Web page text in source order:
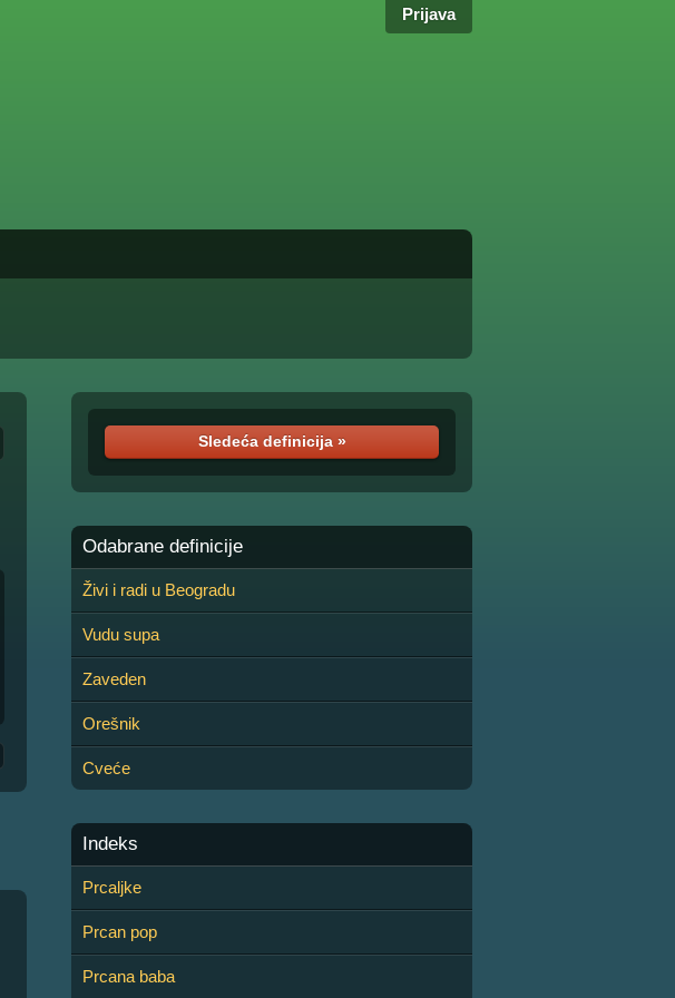
Prijava
Sledeća definicija »
Odabrane definicije
Živi i radi u Beogradu
Vudu supa
Zaveden
Orešnik
Cveće
Indeks
Prcaljke
Prcan pop
Prcana baba